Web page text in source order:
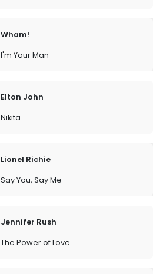
Wham!
I'm Your Man
Elton John
Nikita
Lionel Richie
Say You, Say Me
Jennifer Rush
The Power of Love